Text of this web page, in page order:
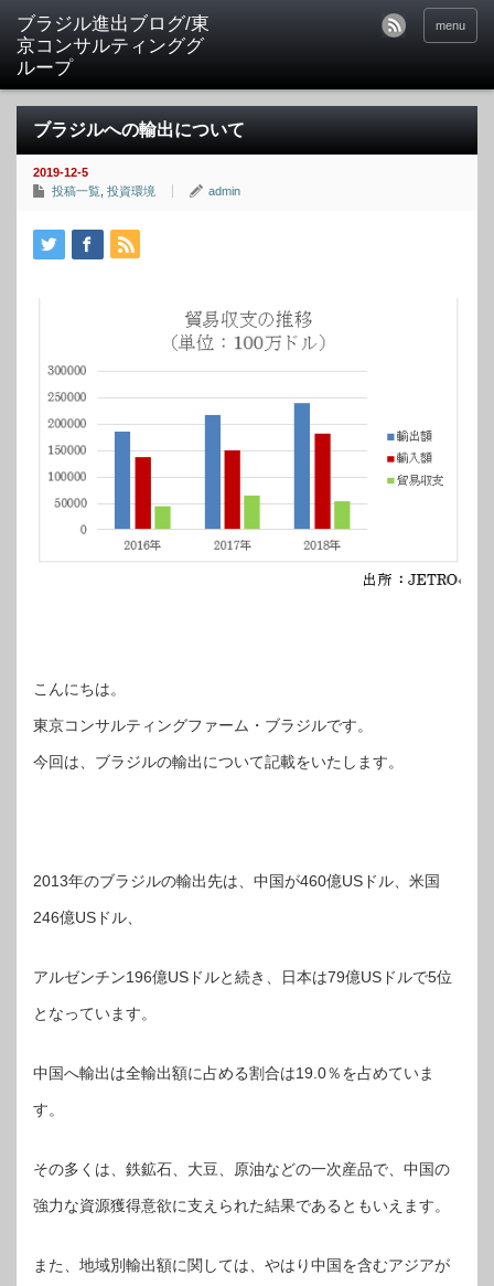
ブラジル進出ブログ/東
京コンサルティンググ
ループ
menu
ブラジルへの輸出について
2019-12-5
投稿一覧 投資環境 admin
こんにちは。
東京コンサルティングファーム・ブラジルです。
今回は、ブラジルの輸出について記載をいたします。
2013年のブラジルの輸出先は、中国が460億USドル、米国
246億USドル、
アルゼンチン196億USドルと続き、日本は79億USドルで5位
となっています。
中国へ輸出は全輸出額に占める割合は19.0％を占めていま
す。
その多くは、鉄鉱石、大豆、原油などの一次産品で、中国の
強力な資源獲得意欲に支えられた結果であるともいえます。
また、地域別輸出額に関しては、やはり中国を含むアジアが